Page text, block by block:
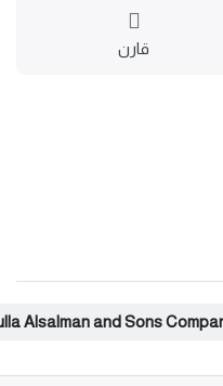
قارن
Alsalman and Sons